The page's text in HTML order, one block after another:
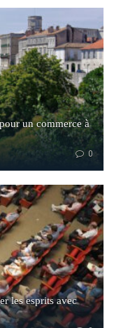
un commerce à
0
les esprits avec